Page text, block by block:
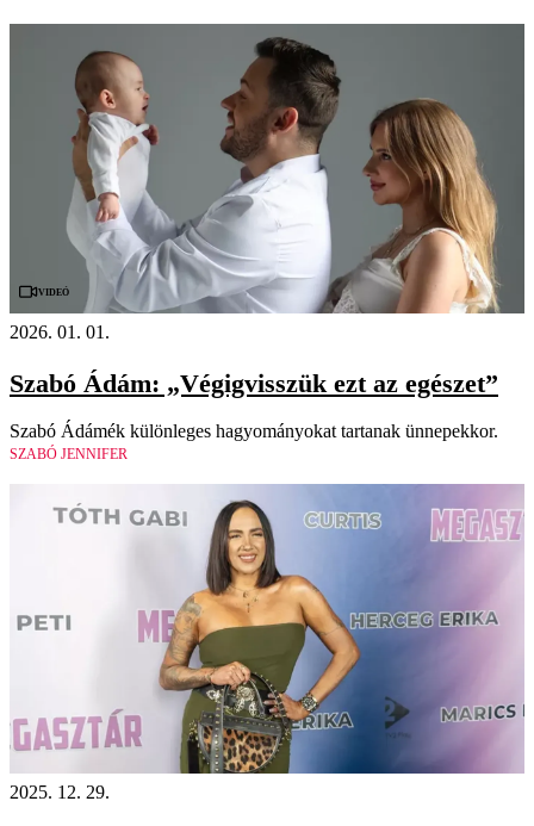
Videó
2026. 01. 01.
Szabó Ádám: „Végigvisszük ezt az egészet”
Szabó Ádámék különleges hagyományokat tartanak ünnepekkor.
SZABÓ JENNIFER
2025. 12. 29.